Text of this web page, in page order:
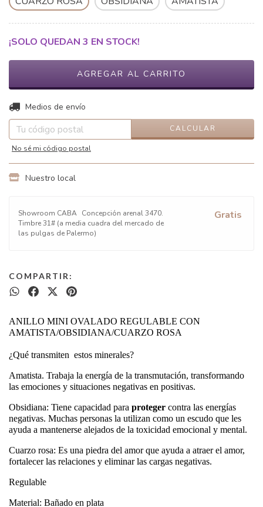
¡SOLO QUEDAN 3 EN STOCK!
Entregas para el CP:
Medios de envío
CALCULAR
No sé mi código postal
Nuestro local
Showroom CABA Concepción arenal 3470.
Timbre 31# (a media cuadra del mercado de
las pulgas de Palermo)
Gratis
COMPARTIR:
ANILLO MINI OVALADO REGULABLE CON
AMATISTA/OBSIDIANA/CUARZO ROSA
¿Qué transmiten  estos minerales?
Amatista. Trabaja la energía de la transmutación, transformando
las emociones y situaciones negativas en positivas.
Obsidiana: Tiene capacidad para proteger contra las energías
negativas. Muchas personas la utilizan como un escudo que les
ayuda a mantenerse alejados de la toxicidad emocional y mental.
Cuarzo rosa: Es una piedra del amor que ayuda a atraer el amor,
fortalecer las relaciones y eliminar las cargas negativas.
Regulable
Material: Bañado en plata